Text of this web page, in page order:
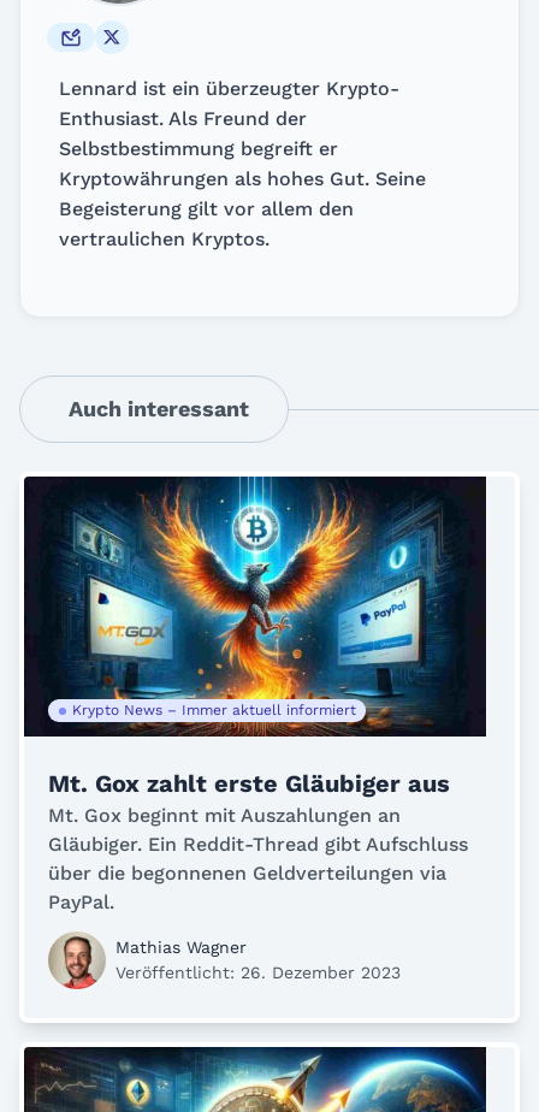
Lennard ist ein überzeugter Krypto-
Enthusiast. Als Freund der
Selbstbestimmung begreift er
Kryptowährungen als hohes Gut. Seine
Begeisterung gilt vor allem den
vertraulichen Kryptos.
Auch interessant
Krypto News – Immer aktuell informiert
Mt. Gox zahlt erste Gläubiger aus
Mt. Gox beginnt mit Auszahlungen an
Gläubiger. Ein Reddit-Thread gibt Aufschluss
über die begonnenen Geldverteilungen via
PayPal.
Mathias Wagner
Veröffentlicht: 26. Dezember 2023